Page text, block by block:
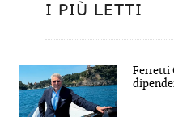
I PIÙ LETTI
Ferretti